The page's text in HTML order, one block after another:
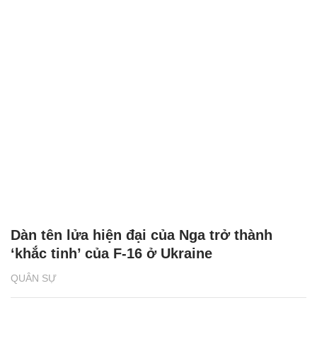
QUÂN SỰ
Dàn tên lửa hiện đại của Nga trở thành
‘khắc tinh’ của F-16 ở Ukraine